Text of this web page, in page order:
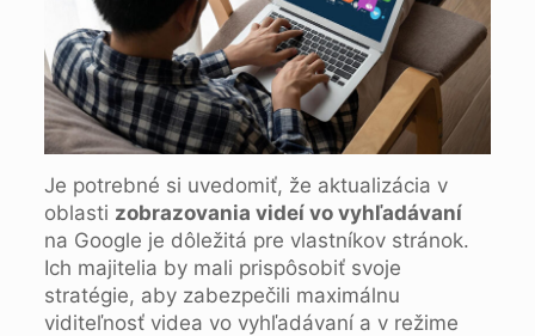
Je potrebné si uvedomiť, že aktualizácia v
oblasti zobrazovania videí vo vyhľadávaní
na Google je dôležitá pre vlastníkov stránok.
Ich majitelia by mali prispôsobiť svoje
stratégie, aby zabezpečili maximálnu
viditeľnosť videa vo vyhľadávaní a v režime